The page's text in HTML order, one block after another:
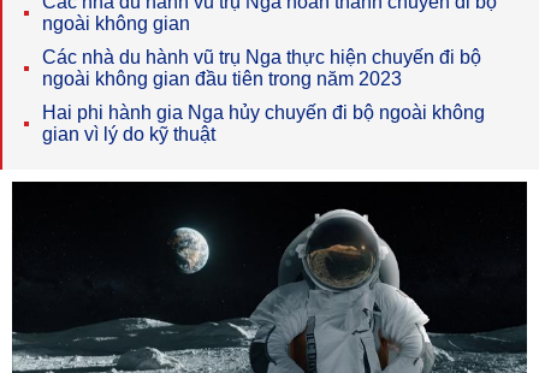
ngoài không gian
Các nhà du hành vũ trụ Nga thực hiện chuyến đi bộ
ngoài không gian đầu tiên trong năm 2023
Hai phi hành gia Nga hủy chuyến đi bộ ngoài không
gian vì lý do kỹ thuật